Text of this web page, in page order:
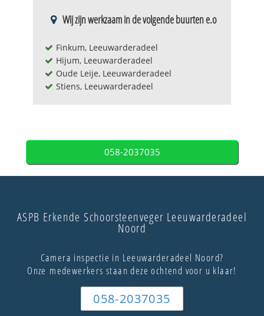
Wij zijn werkzaam in de volgende buurten e.o
Finkum, Leeuwarderadeel
Hijum, Leeuwarderadeel
Oude Leije, Leeuwarderadeel
Stiens, Leeuwarderadeel
058-2037035
ASPB Erkende Schoorsteenveger Leeuwarderadeel
Noord
Camera inspectie in Leeuwarderadeel Noord?
Onze medewerkers staan deze ochtend voor u klaar!
058-2037035